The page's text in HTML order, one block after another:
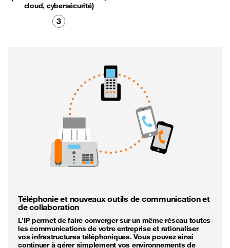
cloud, cybersécurité)
3
Téléphonie et nouveaux outils de communication et
de collaboration
L’IP permet de faire converger sur un même réseau toutes
les communications de votre entreprise et rationaliser
vos infrastructures téléphoniques. Vous pouvez ainsi
continuer à gérer simplement vos environnements de